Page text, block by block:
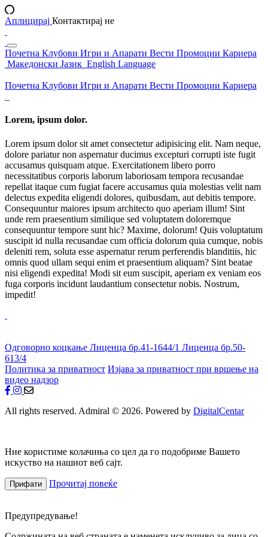
Аплицирај Контактирај не
Почетна Клубови Игри и Апарати Вести Промоции Кариера
Македонски Јазик English Language
Почетна Клубови Игри и Апарати Вести Промоции Кариера
Lorem, ipsum dolor.
Lorem ipsum dolor sit amet consectetur adipisicing elit. Nam neque,
dolore pariatur non aspernatur ducimus excepturi corrupti iste fugit
accusamus quisquam atque. Exercitationem libero porro
necessitatibus corporis laborum laboriosam tempora recusandae
repellat itaque cum fugiat facere accusamus quia molestias velit nam
delectus expedita eligendi dolores, quibusdam, aut debitis tempore.
Consequuntur maiores ipsum architecto quo aperiam illum! Sint
unde rem praesentium similique sed voluptatem doloremque
consequuntur tempore sunt hic? Maxime, dolorum! Quis voluptatum
suscipit id nulla recusandae cum officia dolorum quia cumque, nobis
deleniti rem, soluta esse aspernatur rerum perferendis blanditiis, hic
omnis quod ullam sequi enim et praesentium aliquam? Sint beatae
nisi eligendi expedita! Modi sit eum suscipit, aperiam ex veniam eos
fuga corporis incidunt laudantium consectetur nobis. Nostrum,
impedit!
Одговорно коцкање Лиценца бр.41-1644/1 Лиценца бр.50-
613/4
Политика за приватност Изјава за приватност при вршење на
видео надзор
All rights reserved. Admiral © 2026. Powered by DigitalCentar
Ние користиме колачиња со цел да го подобриме Вашето
искуство на нашиот веб сајт.
Прифати Прочитај повеќе
Предупредување!